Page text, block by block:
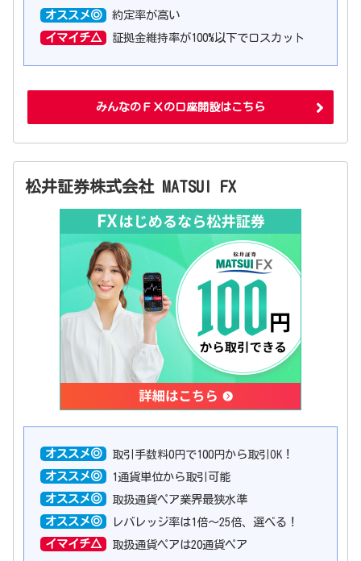
オススメ◎ 約定率が高い
イマイチ△ 証拠金維持率が100%以下でロスカット
みんなのＦＸの口座開設はこちら
松井証券株式会社 MATSUI FX
オススメ◎ 取引手数料0円で100円から取引OK！
オススメ◎ 1通貨単位から取引可能
オススメ◎ 取扱通貨ペア業界最狭水準
オススメ◎ レバレッジ率は1倍〜25倍、選べる！
イマイチ△ 取扱通貨ペアは20通貨ペア